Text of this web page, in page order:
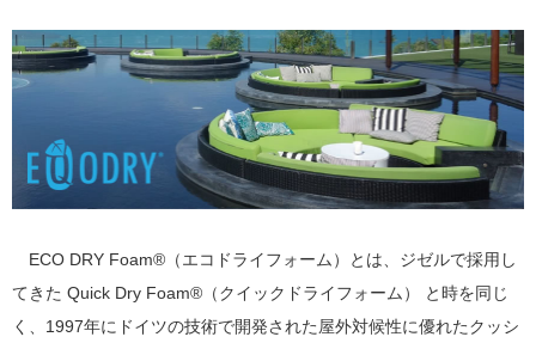
ECO DRY Foam®（エコドライフォーム）とは、ジゼルで採用し
てきた Quick Dry Foam®（クイックドライフォーム） と時を同じ
く、1997年にドイツの技術で開発された屋外対候性に優れたクッシ